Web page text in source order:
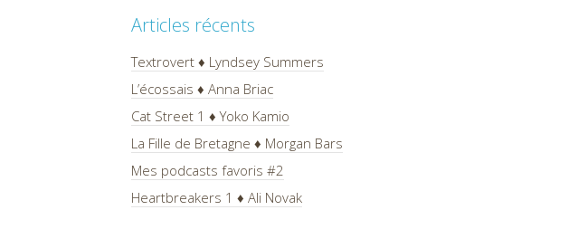
Articles récents
Textrovert ♦ Lyndsey Summers
L’écossais ♦ Anna Briac
Cat Street 1 ♦ Yoko Kamio
La Fille de Bretagne ♦ Morgan Bars
Mes podcasts favoris #2
Heartbreakers 1 ♦ Ali Novak